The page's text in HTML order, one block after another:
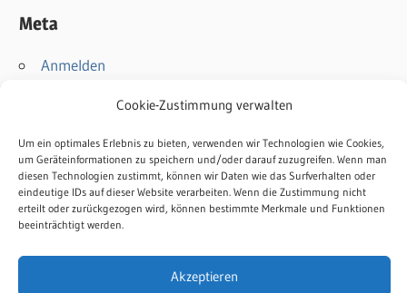
Cookie-Zustimmung verwalten
Um ein optimales Erlebnis zu bieten, verwenden wir Technologien wie Cookies,
um Geräteinformationen zu speichern und/oder darauf zuzugreifen. Wenn man
diesen Technologien zustimmt, können wir Daten wie das Surfverhalten oder
eindeutige IDs auf dieser Website verarbeiten. Wenn die Zustimmung nicht
erteilt oder zurückgezogen wird, können bestimmte Merkmale und Funktionen
beeinträchtigt werden.
Akzeptieren
Meta
Anmelden
WordPress.org
Kontakt
Impressum